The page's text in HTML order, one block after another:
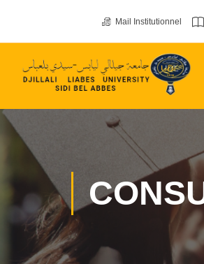
Mail Institutionnel